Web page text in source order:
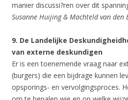
manier discussi?ren over dit
Susanne Huijing & Machteld van den
9. De Landelijke
van externe deskundigen
Er is een toenemende vraag naar
(burgers) die een bijdrage kunnen
opsporings- en vervolgingsproces.